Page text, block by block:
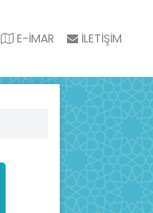
E-İMAR İLETİŞİM